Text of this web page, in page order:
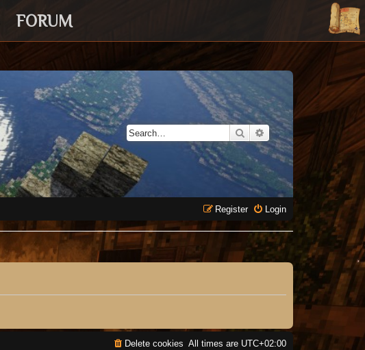
FORUM
SearchAdvanced search
Login
Register
All times are UTC+02:00
Delete cookies